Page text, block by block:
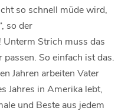
so schnell müde wird,
so der
Strich muss das
So einfach ist das.
Jahren arbeiten Vater
Jahres in Amerika lebt,
und Beste aus jedem